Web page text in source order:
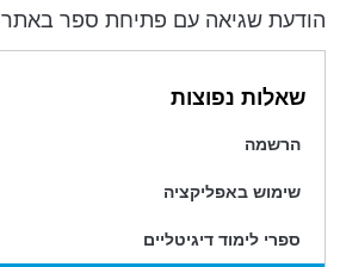
הודעת שגיאה עם פתיחת ספר באתר
שאלות נפוצות
הרשמה
שימוש באפליקציה
ספרי לימוד דיגיטליים